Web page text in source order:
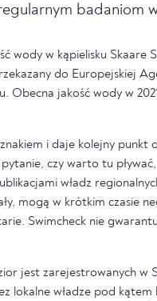
badaniom
wody w kąpielisku Skaare
do Europejskiej
Obecna jakość wody w
i daje kolejny punkt
czy warto tu
władz
mogą w krótkim czasie
Swimcheck nie
jest zarejestrowanych w
lokalne władze pod